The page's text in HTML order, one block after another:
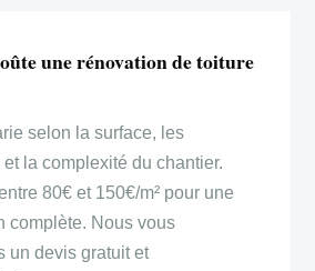
une rénovation de toiture
selon la surface, les
et la complexité du chantier.
80€ et 150€/m² pour une
complète. Nous vous
un devis gratuit et